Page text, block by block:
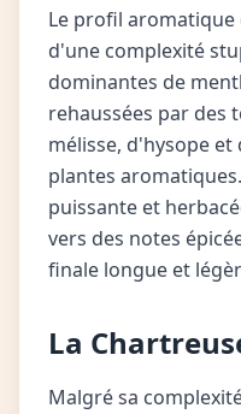
Le profil aromatique
d'une complexité
dominantes de
rehaussées par des
mélisse, d'hysope
plantes
puissante et
vers des notes
finale longue et
La
Malgré sa